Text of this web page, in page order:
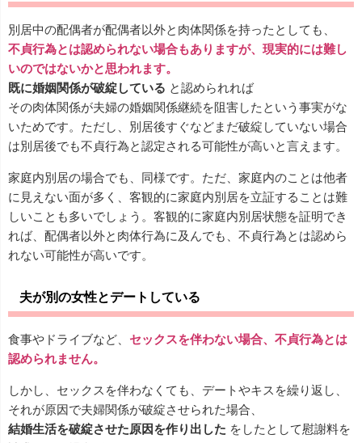
別居中の配偶者が配偶者以外と肉体関係を持ったとしても、
不貞行為とは認められない場合もありますが、現実的には難し
いのではないかと思われます。
既に婚姻関係が破綻している と認められれば
その肉体関係が夫婦の婚姻関係継続を阻害したという事実がな
いためです。ただし、別居後すぐなどまだ破綻していない場合
は別居後でも不貞行為と認定される可能性が高いと言えます。
家庭内別居の場合でも、同様です。ただ、家庭内のことは他者
に見えない面が多く、客観的に家庭内別居を立証することは難
しいことも多いでしょう。客観的に家庭内別居状態を証明でき
れば、配偶者以外と肉体行為に及んでも、不貞行為とは認めら
れない可能性が高いです。
夫が別の女性とデートしている
食事やドライブなど、 セックスを伴わない場合、不貞行為とは
認められません。
しかし、セックスを伴わなくても、デートやキスを繰り返し、
それが原因で夫婦関係が破綻させられた場合、
結婚生活を破綻させた原因を作り出した をしたとして慰謝料を